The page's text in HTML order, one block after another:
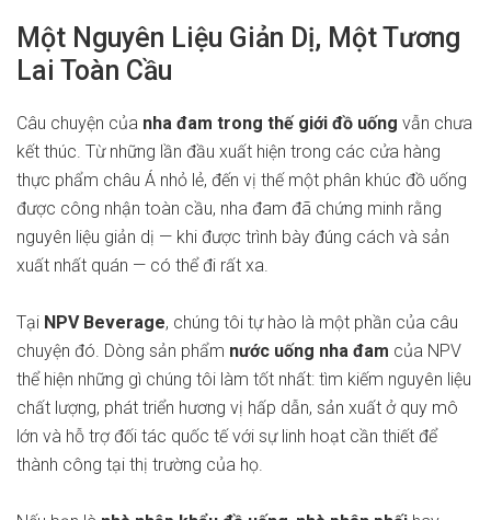
Một Nguyên Liệu Giản Dị, Một Tương
Lai Toàn Cầu
Câu chuyện của nha đam trong thế giới đồ uống vẫn chưa
kết thúc. Từ những lần đầu xuất hiện trong các cửa hàng
thực phẩm châu Á nhỏ lẻ, đến vị thế một phân khúc đồ uống
được công nhận toàn cầu, nha đam đã chứng minh rằng
nguyên liệu giản dị — khi được trình bày đúng cách và sản
xuất nhất quán — có thể đi rất xa.
Tại NPV Beverage, chúng tôi tự hào là một phần của câu
chuyện đó. Dòng sản phẩm nước uống nha đam của NPV
thể hiện những gì chúng tôi làm tốt nhất: tìm kiếm nguyên liệu
chất lượng, phát triển hương vị hấp dẫn, sản xuất ở quy mô
lớn và hỗ trợ đối tác quốc tế với sự linh hoạt cần thiết để
thành công tại thị trường của họ.